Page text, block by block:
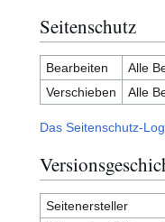
Seitenschutz
Bearbeiten
Alle
Verschieben
Alle
Das Seitenschutz-
Seitenersteller